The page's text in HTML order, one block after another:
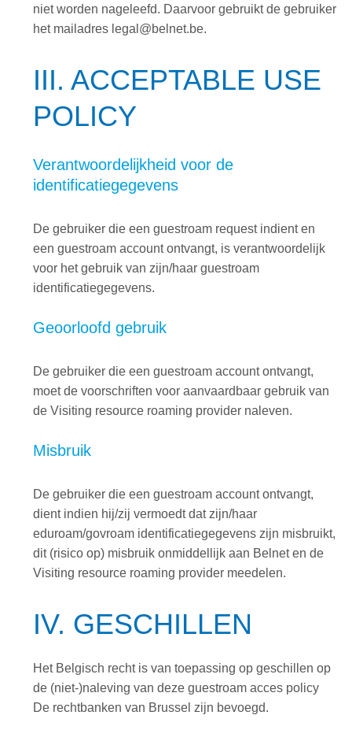
niet worden nageleefd. Daarvoor gebruikt de gebruiker
het mailadres legal@belnet.be.
III. ACCEPTABLE USE
POLICY
Verantwoordelijkheid voor de
identificatiegegevens
De gebruiker die een guestroam request indient en
een guestroam account ontvangt, is verantwoordelijk
voor het gebruik van zijn/haar guestroam
identificatiegegevens.
Geoorloofd gebruik
De gebruiker die een guestroam account ontvangt,
moet de voorschriften voor aanvaardbaar gebruik van
de Visiting resource roaming provider naleven.
Misbruik
De gebruiker die een guestroam account ontvangt,
dient indien hij/zij vermoedt dat zijn/haar
eduroam/govroam identificatiegegevens zijn misbruikt,
dit (risico op) misbruik onmiddellijk aan Belnet en de
Visiting resource roaming provider meedelen.
IV. GESCHILLEN
Het Belgisch recht is van toepassing op geschillen op
de (niet-)naleving van deze guestroam acces policy
De rechtbanken van Brussel zijn bevoegd.